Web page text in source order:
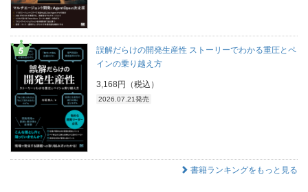
誤解だらけの開発生産性 ストーリーでわかる重圧とペ
インの乗り越え方
3,168円（税込）
2026.07.21発売
書籍ランキングをもっと見る